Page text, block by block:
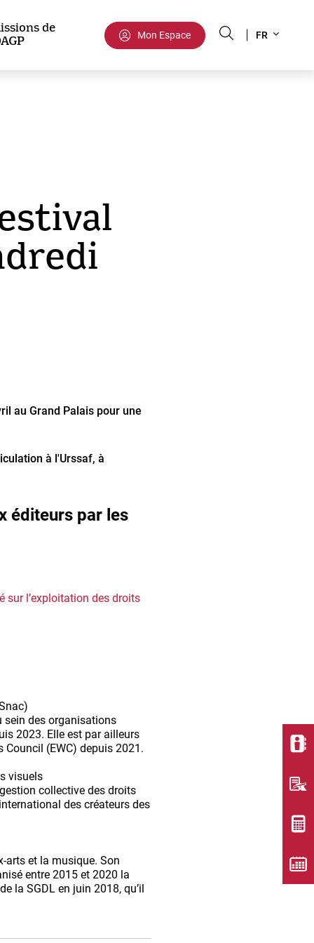
de
Mon Espace
your
FR
au Grand Palais pour une
à l'Urssaf, à
éditeurs par les
sur l’exploitation des droits
sein des organisations
2023. Elle est par ailleurs
Council (EWC) depuis 2021.
visuels
collective des droits
des créateurs des
arts et la musique. Son
entre 2015 et 2020 la
la SGDL en juin 2018, qu’il